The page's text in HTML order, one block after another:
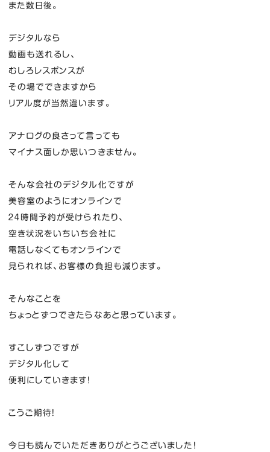
また数日後。
デジタルなら
動画も送れるし、
むしろレスポンスが
その場でできますから
リアル度が当然違います。
アナログの良さって言っても
マイナス面しか思いつきません。
そんな会社のデジタル化ですが
美容室のようにオンラインで
２４時間予約が受けられたり、
空き状況をいちいち会社に
電話しなくてもオンラインで
見られれば、お客様の負担も減ります。
そんなことを
ちょっとずつできたらなあと思っています。
すこしずつですが
デジタル化して
便利にしていきます！
こうご期待！
今日も読んでいただきありがとうございました！